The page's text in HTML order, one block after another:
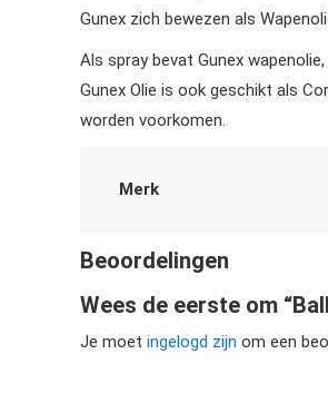
Gunex zich bewezen als
Als spray bevat Gunex
Gunex Olie is ook geschikt als
worden voorkomen.
Merk
Beoordelingen
Wees de eerste om
Je moet ingelogd zijn om een